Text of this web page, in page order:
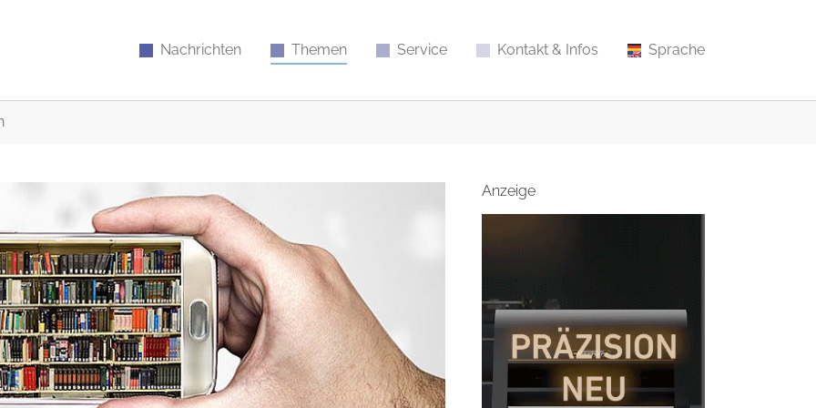
Nachrichten Themen Service Kontakt & Infos Sprache
Anzeige